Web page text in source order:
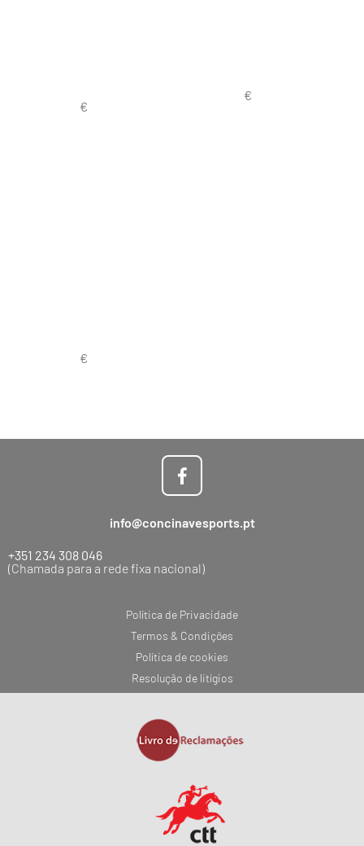
Política de Privacidade
Termos & Condições
Política de cookies
Resolução de litígios
info@concinavesports.pt
+351 234 308 046
(Chamada para a rede fixa nacional)